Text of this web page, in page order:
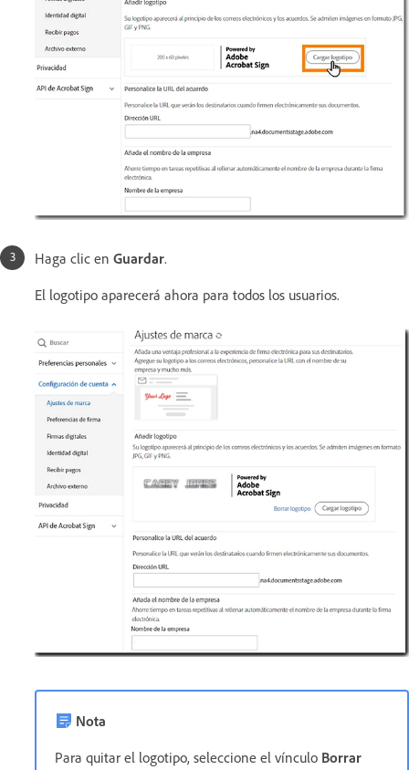
Haga clic en Guardar.
El logotipo aparecerá ahora para todos los usuarios.
Nota
Para quitar el logotipo, seleccione el vínculo Borrar